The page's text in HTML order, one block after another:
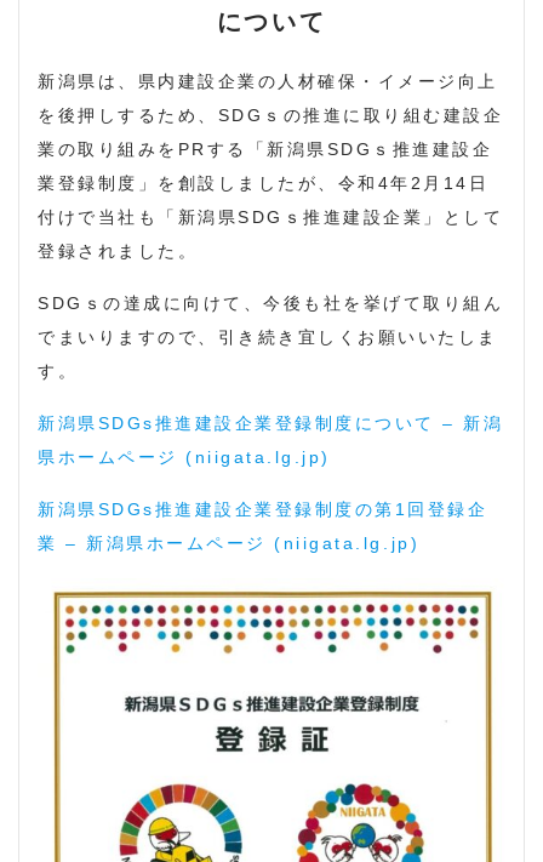
について
新潟県は、県内建設企業の人材確保・イメージ向上
を後押しするため、SDGｓの推進に取り組む建設企
業の取り組みをPRする「新潟県SDGｓ推進建設企
業登録制度」を創設しましたが、令和4年2月14日
付けで当社も「新潟県SDGｓ推進建設企業」として
登録されました。
SDGｓの達成に向けて、今後も社を挙げて取り組ん
でまいりますので、引き続き宜しくお願いいたしま
す。
新潟県SDGs推進建設企業登録制度について – 新潟
県ホームページ (niigata.lg.jp)
新潟県SDGs推進建設企業登録制度の第1回登録企
業 – 新潟県ホームページ (niigata.lg.jp)